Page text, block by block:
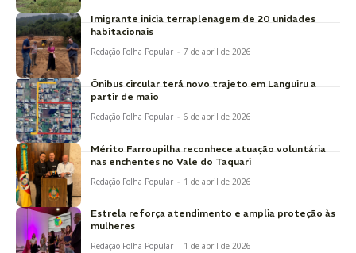
Imigrante inicia terraplenagem de 20 unidades
habitacionais
Redação Folha Popular - 7 de abril de 2026
Ônibus circular terá novo trajeto em Languiru a
partir de maio
Redação Folha Popular - 6 de abril de 2026
Mérito Farroupilha reconhece atuação voluntária
nas enchentes no Vale do Taquari
Redação Folha Popular - 1 de abril de 2026
Estrela reforça atendimento e amplia proteção às
mulheres
Redação Folha Popular - 1 de abril de 2026